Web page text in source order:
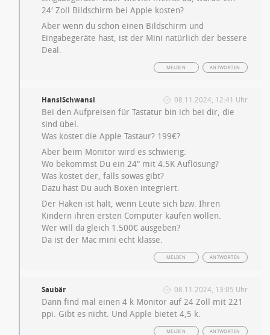
24′ Zoll Bildschirm bei Apple kosten?
Aber wenn du schon einen Bildschirm und
Eingabegeräte hast, ist der Mini natürlich der bessere
Deal.
ANTWORTEN
MELDEN
HansiSchwansi 08.11.2024, 12:41 Uhr
Bei den Aufpreisen für Tastatur bin ich bei dir, die
sind übel.
Was kostet die Apple Tastaur? 199€?
Aber beim Monitor wird es schwierig:
Wo bekommst Du ein 24“ mit 4.5K Auflösung?
Was kostet der, falls sowas gibt?
Dazu hast Du auch Boxen integriert.
Der Haken ist halt, wenn Leute sich bzw. Ihren
Kindern ihren ersten Computer kaufen wollen.
Wer will da gleich 1.500€ ausgeben?
Da ist der Mac mini echt klasse.
ANTWORTEN
MELDEN
Saubär 08.11.2024, 13:05 Uhr
Dann find mal einen 4 k Monitor auf 24 Zoll mit 221
ppi. Gibt es nicht. Und Apple bietet 4,5 k.
ANTWORTEN
MELDEN